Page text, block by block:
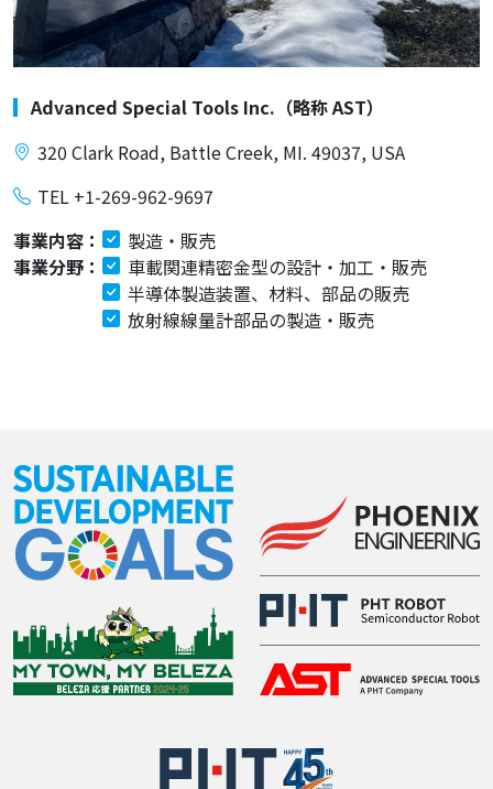
Advanced Special Tools Inc.（略称 AST）
320 Clark Road, Battle Creek, MI. 49037, USA
TEL +1-269-962-9697
事業内容：
製造・販売
事業分野：
車載関連精密金型の設計・加工・販売
半導体製造装置、材料、部品の販売
放射線線量計部品の製造・販売